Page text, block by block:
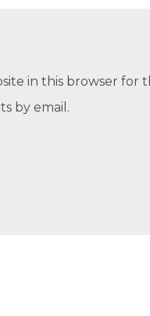
in this browser for
by email.